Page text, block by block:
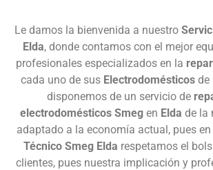
Le damos la bienvenida a nuestro
Elda, donde contamos con el mejor
profesionales especializados en la
cada uno de sus Electrodomésticosde
disponemos de un servicio de
electrodomésticos Smeg en Elda de la
adaptado a la economía actual, pues
Técnico Smeg Elda respetamos el
clientes, pues nuestra implicación y